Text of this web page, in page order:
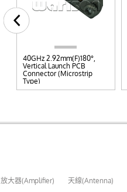
40GHz 2.92mm(F)180°,
Vertical Launch PCB
Connector (Microstrip
Type)
放大器(Amplifier) 天線(Antenna)